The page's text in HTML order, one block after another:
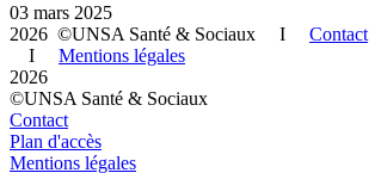
03 mars 2025
2026 ©UNSA Santé & Sociaux I Contact
I Mentions légales
2026
©UNSA Santé & Sociaux
Contact
Plan d'accès
Mentions légales